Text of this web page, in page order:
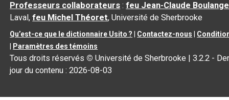
Professeurs collaborateurs :feu Jean-Claude
Laval,feu Michel Théoret, Université de Sherbrooke
Qu’est-ce que le dictionnaire Usito ? Contactez-nous
Paramètres des témoins
Tous droits réservés © Université de Sherbrooke |3.2.2 -
jour du contenu :2026-08-03